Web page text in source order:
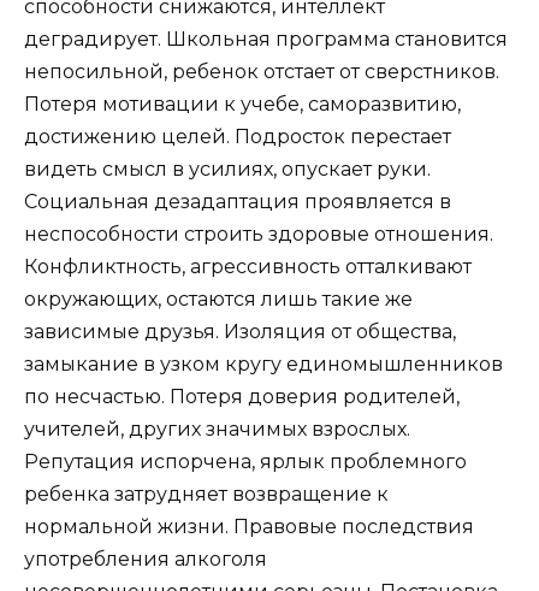
способности снижаются, интеллект
деградирует. Школьная программа становится
непосильной, ребенок отстает от сверстников.
Потеря мотивации к учебе, саморазвитию,
достижению целей. Подросток перестает
видеть смысл в усилиях, опускает руки.
Социальная дезадаптация проявляется в
неспособности строить здоровые отношения.
Конфликтность, агрессивность отталкивают
окружающих, остаются лишь такие же
зависимые друзья. Изоляция от общества,
замыкание в узком кругу единомышленников
по несчастью. Потеря доверия родителей,
учителей, других значимых взрослых.
Репутация испорчена, ярлык проблемного
ребенка затрудняет возвращение к
нормальной жизни. Правовые последствия
употребления алкоголя